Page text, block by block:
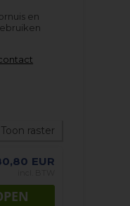
en
raster
EUR